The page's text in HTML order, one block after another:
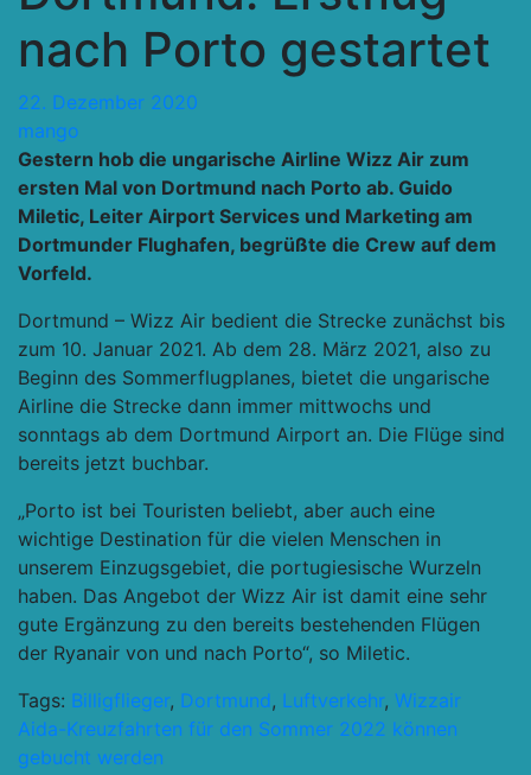
nach Porto gestartet
22. Dezember 2020
mango
Gestern hob die ungarische Airline Wizz Air zum
ersten Mal von Dortmund nach Porto ab. Guido
Miletic, Leiter Airport Services und Marketing am
Dortmunder Flughafen, begrüßte die Crew auf dem
Vorfeld.
Dortmund – Wizz Air bedient die Strecke zunächst bis
zum 10. Januar 2021. Ab dem 28. März 2021, also zu
Beginn des Sommerflugplanes, bietet die ungarische
Airline die Strecke dann immer mittwochs und
sonntags ab dem Dortmund Airport an. Die Flüge sind
bereits jetzt buchbar.
„Porto ist bei Touristen beliebt, aber auch eine
wichtige Destination für die vielen Menschen in
unserem Einzugsgebiet, die portugiesische Wurzeln
haben. Das Angebot der Wizz Air ist damit eine sehr
gute Ergänzung zu den bereits bestehenden Flügen
der Ryanair von und nach Porto“, so Miletic.
Tags: Billigflieger, Dortmund, Luftverkehr, Wizzair
Beitragsnavigation
Aida-Kreuzfahrten für den Sommer 2022 können
gebucht werden